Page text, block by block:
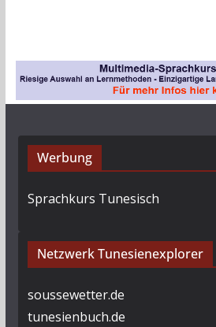
Werbung
Sprachkurs Tunesisch
Netzwerk Tunesienexplorer
soussewetter.de
tunesienbuch.de